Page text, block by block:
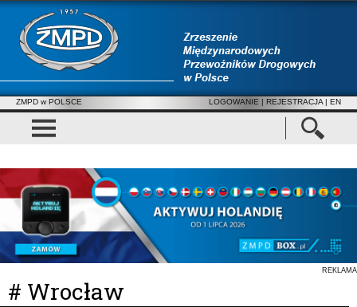
ZMPD w POLSCE LOGOWANIE | REJESTRACJA | EN
REKLAMA
# Wrocław